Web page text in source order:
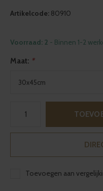
Artikelcode: 80910
Voorraad: 2 - Binnen 1-2
Maat: *
Toevoegen aan